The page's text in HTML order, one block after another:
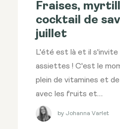
Fraises,
cocktail de
juillet
L'été est là et il s'invite
assiettes ! C'est le
plein de vitamines et
avec les fruits et…
by Johanna Varlet